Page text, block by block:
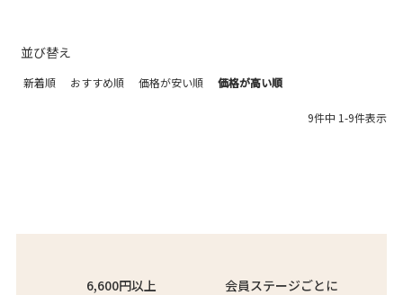
並び替え
新着順 おすすめ順 価格が安い順 価格が高い順
9件中 1-9件表示
6,600円以上
会員ステージごとに